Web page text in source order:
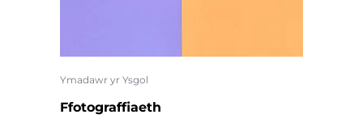
Ymadawr yr Ysgol
Ffotograffiaeth